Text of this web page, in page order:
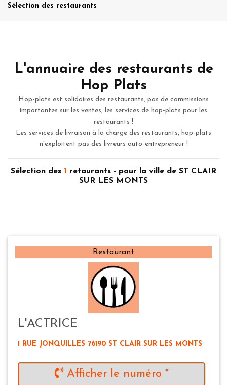
Sélection des restaurants
L'annuaire des restaurants de
Hop Plats
Hop-plats est solidaires des restaurants, pas de commissions
importantes sur les ventes, les services de hop-plats pour les
restaurants !
Les services de livraison à la charge des restaurants, hop-plats
n'exploitent pas des livreurs auto-entrepreneur !
Sélection des 1 retaurants - pour la ville de ST CLAIR
SUR LES MONTS
Restaurant
L'ACTRICE
1 RUE JONQUILLES 76190 ST CLAIR SUR LES MONTS
Afficher le numéro *